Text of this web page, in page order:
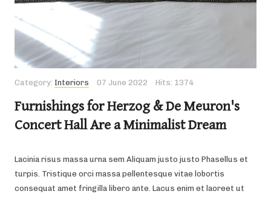
Category: Interiors 07 June 2022 Hits: 1374
Furnishings for Herzog & De Meuron's
Concert Hall Are a Minimalist Dream
Lacinia risus massa urna sem Aliquam justo justo Phasellus et
turpis. Tristique orci massa pellentesque vitae lobortis
consequat amet fringilla libero ante. Lacus enim et laoreet ut